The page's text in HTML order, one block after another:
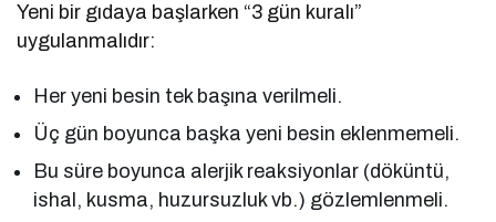
Yeni bir gıdaya başlarken “3 gün kuralı”
uygulanmalıdır:
Her yeni besin tek başına verilmeli.
Üç gün boyunca başka yeni besin eklenmemeli.
Bu süre boyunca alerjik reaksiyonlar (döküntü,
ishal, kusma, huzursuzluk vb.) gözlemlenmeli.